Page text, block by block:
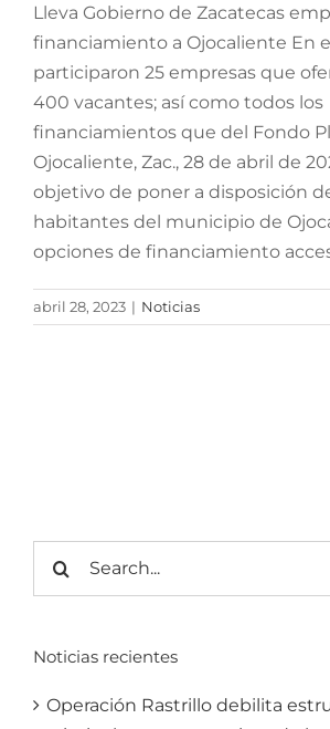
Lleva Gobierno de Zacatecas
financiamiento a Ojocaliente En
participaron 25 empresas que
400 vacantes; así como todos los
financiamientos que del Fondo
Ojocaliente, Zac., 28 de abril de
objetivo de poner a disposición
habitantes del municipio de
opciones de financiamiento
abril 28, 2023 | Noticias
Noticias recientes
Operación Rastrillo debilita